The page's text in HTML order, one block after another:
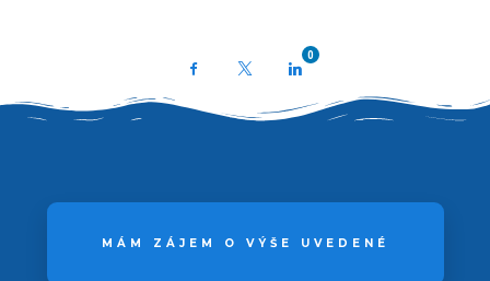
Facebook
0
MÁM ZÁJEM O VÝŠE UVEDENÉ